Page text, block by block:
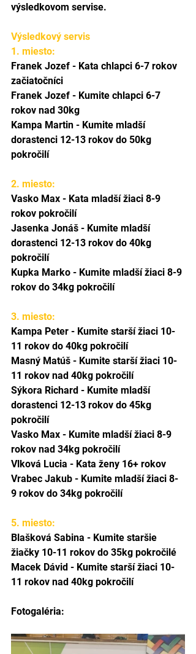
výsledkovom servise.
Výsledkový servis
1. miesto:
Franek Jozef - Kata chlapci 6-7 rokov
začiatočníci
Franek Jozef - Kumite chlapci 6-7
rokov nad 30kg
Kampa Martin - Kumite mladší
dorastenci 12-13 rokov do 50kg
pokročilí
2. miesto:
Vasko Max - Kata mladší žiaci 8-9
rokov pokročilí
Jasenka Jonáš - Kumite mladší
dorastenci 12-13 rokov do 40kg
pokročilí
Kupka Marko - Kumite mladší žiaci 8-9
rokov do 34kg pokročilí
3. miesto:
Kampa Peter - Kumite starší žiaci 10-
11 rokov do 40kg pokročilí
Masný Matúš - Kumite starší žiaci 10-
11 rokov nad 40kg pokročilí
Sýkora Richard - Kumite mladší
dorastenci 12-13 rokov do 45kg
pokročilí
Vasko Max - Kumite mladší žiaci 8-9
rokov nad 34kg pokročilí
Vlková Lucia - Kata ženy 16+ rokov
Vrabec Jakub - Kumite mladší žiaci 8-
9 rokov do 34kg pokročilí
5. miesto:
Blašková Sabina - Kumite staršie
žiačky 10-11 rokov do 35kg pokročilé
Macek Dávid - Kumite starší žiaci 10-
11 rokov nad 40kg pokročilí
Fotogaléria: